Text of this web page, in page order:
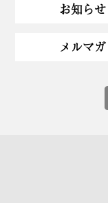
お知らせ
メルマガ